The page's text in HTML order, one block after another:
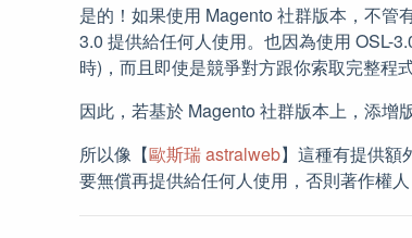
是的！如果使用 Magento 社群版本，不管
3.0 提供給任何人使用。也因為使用 OSL-
時)，而且即使是競爭對方跟你索取完整程
因此，若基於 Magento 社群版本上，添增
所以像【歐斯瑞 astralweb】這種有提供額
要無償再提供給任何人使用，否則著作權人